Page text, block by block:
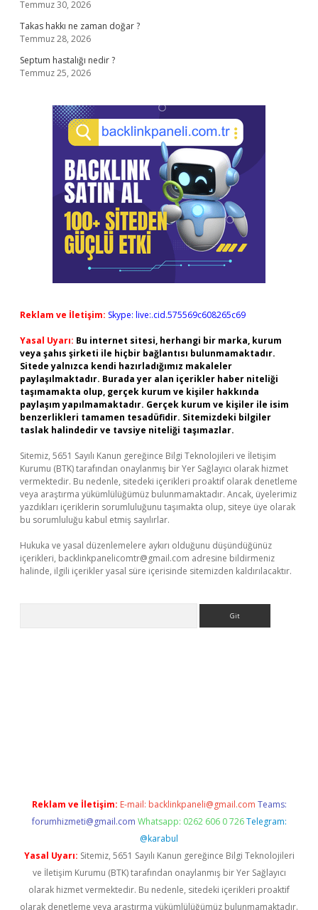
Temmuz 30, 2026
Takas hakkı ne zaman doğar ?
Temmuz 28, 2026
Septum hastalığı nedir ?
Temmuz 25, 2026
Reklam ve İletişim: Skype: live:.cid.575569c608265c69
Yasal Uyarı: Bu internet sitesi, herhangi bir marka, kurum
veya şahıs şirketi ile hiçbir bağlantısı bulunmamaktadır.
Sitede yalnızca kendi hazırladığımız makaleler
paylaşılmaktadır. Burada yer alan içerikler haber niteliği
taşımamakta olup, gerçek kurum ve kişiler hakkında
paylaşım yapılmamaktadır. Gerçek kurum ve kişiler ile isim
benzerlikleri tamamen tesadüfidir. Sitemizdeki bilgiler
taslak halindedir ve tavsiye niteliği taşımazlar.
Sitemiz, 5651 Sayılı Kanun gereğince Bilgi Teknolojileri ve İletişim
Kurumu (BTK) tarafından onaylanmış bir Yer Sağlayıcı olarak hizmet
vermektedir. Bu nedenle, sitedeki içerikleri proaktif olarak denetleme
veya araştırma yükümlülüğümüz bulunmamaktadır. Ancak, üyelerimiz
yazdıkları içeriklerin sorumluluğunu taşımakta olup, siteye üye olarak
bu sorumluluğu kabul etmiş sayılırlar.
Hukuka ve yasal düzenlemelere aykırı olduğunu düşündüğünüz
içerikleri, backlinkpanelicomtr@gmail.com adresine bildirmeniz
halinde, ilgili içerikler yasal süre içerisinde sitemizden kaldırılacaktır.
Reklam ve İletişim: E-mail: backlinkpaneli@gmail.com Teams:
forumhizmeti@gmail.com Whatsapp: 0262 606 0 726 Telegram:
@karabul
Yasal Uyarı: Sitemiz, 5651 Sayılı Kanun gereğince Bilgi Teknolojileri
ve İletişim Kurumu (BTK) tarafından onaylanmış bir Yer Sağlayıcı
olarak hizmet vermektedir. Bu nedenle, sitedeki içerikleri proaktif
olarak denetleme veya araştırma yükümlülüğümüz bulunmamaktadır.